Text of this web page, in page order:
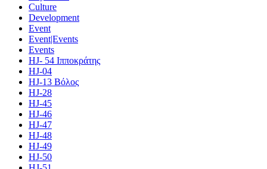
Culture
Development
Event
Event|Events
Events
HJ- 54 Ιπποκράτης
HJ-04
HJ-13 Βόλος
HJ-28
HJ-45
HJ-46
HJ-47
HJ-48
HJ-49
HJ-50